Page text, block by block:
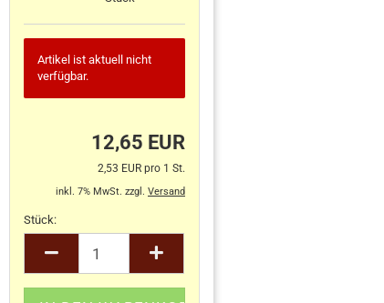
Artikel ist aktuell nicht
verfügbar.
12,65 EUR
2,53 EUR pro 1 St.
inkl. 7% MwSt. zzgl. Versand
Stück:
Stück